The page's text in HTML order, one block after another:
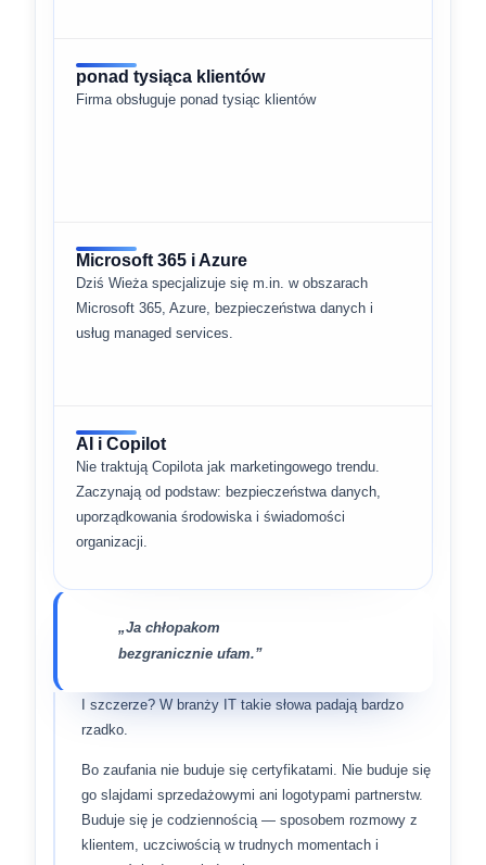
ponad tysiąca klientów
Firma obsługuje ponad tysiąc klientów
Microsoft 365 i Azure
Dziś Wieża specjalizuje się m.in. w obszarach
Microsoft 365, Azure, bezpieczeństwa danych i
usług managed services.
AI i Copilot
Nie traktują Copilota jak marketingowego trendu.
Zaczynają od podstaw: bezpieczeństwa danych,
uporządkowania środowiska i świadomości
organizacji.
„Ja chłopakom
bezgranicznie ufam.”
I szczerze? W branży IT takie słowa padają bardzo
rzadko.
Bo zaufania nie buduje się certyfikatami. Nie buduje się
go slajdami sprzedażowymi ani logotypami partnerstw.
Buduje się je codziennością — sposobem rozmowy z
klientem, uczciwością w trudnych momentach i